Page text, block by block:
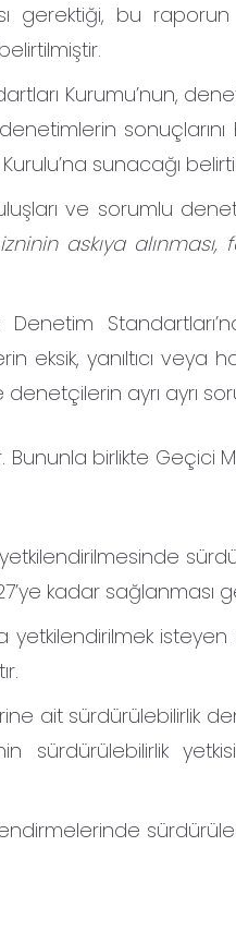
gerektiği, bu
Kurumu’nun,
sunacağı
ve sorumlu
askıya
Denetim
yanıltıcı veya
ayrı ayrı
birlikte Geçici
yetkilendirilmesinde
kadar sağlanması
yetkilendirilmek
ait sürdürülebilirlik
sürdürülebilirlik